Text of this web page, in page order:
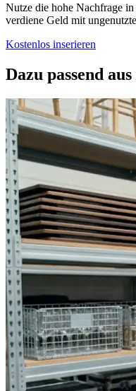
Nutze die hohe Nachfrage
verdiene Geld mit
Kostenlos inserieren
Dazu passend